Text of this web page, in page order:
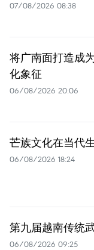
07/08/2026 08:38
将广南面打造成
化象征
06/08/2026 20:06
芒族文化在当代
06/08/2026 18:24
第九届越南传统
06/08/2026 09:25